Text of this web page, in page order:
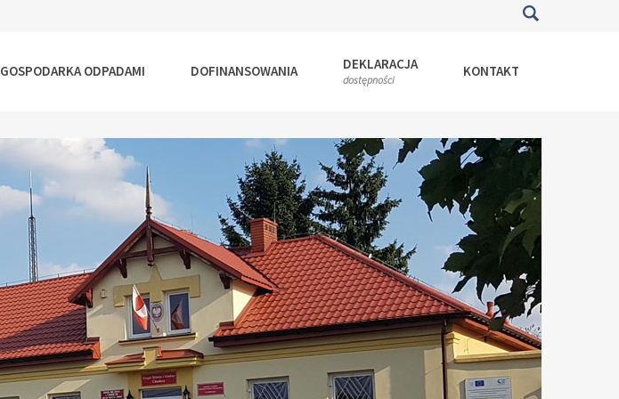
GOSPODARKA ODPADAMI DOFINANSOWANIA DEKLARACJA
dostępności KONTAKT